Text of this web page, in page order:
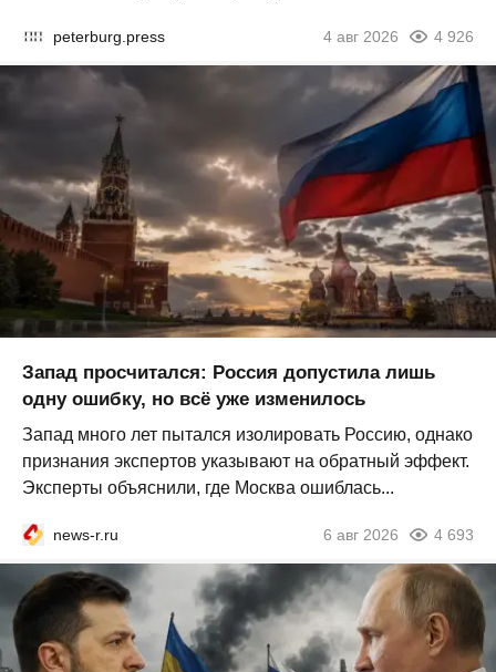
peterburg.press 4 авг 2026 4 926
Запад просчитался: Россия допустила лишь
одну ошибку, но всё уже изменилось
Запад много лет пытался изолировать Россию, однако
признания экспертов указывают на обратный эффект.
Эксперты объяснили, где Москва ошиблась...
news-r.ru 6 авг 2026 4 693